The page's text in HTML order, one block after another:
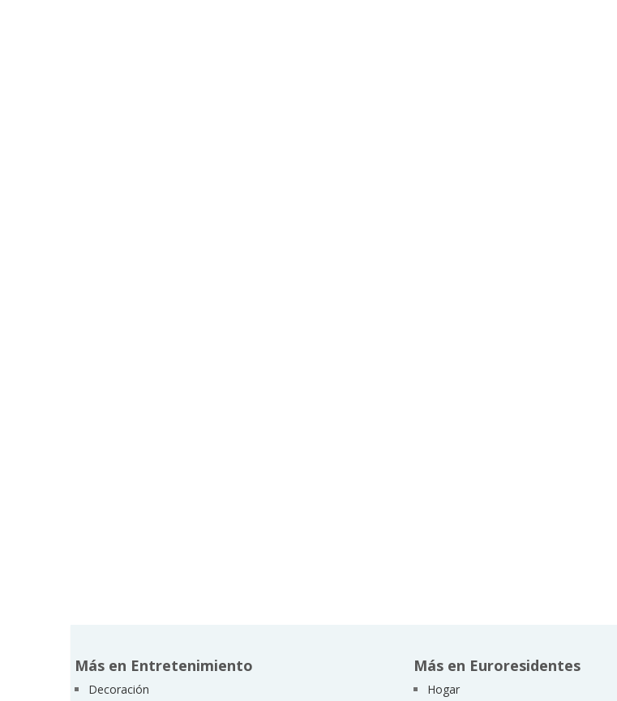
Más en Entretenimiento
Decoración
Más en Euroresidentes
Hogar